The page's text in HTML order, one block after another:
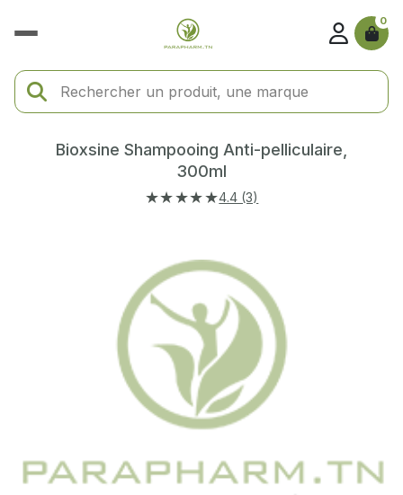
0
Bioxsine Shampooing Anti-pelliculaire,
300ml
★★★★★4.4 (3)